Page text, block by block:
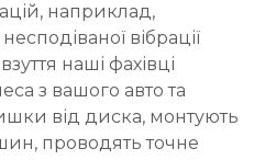
наприклад,
вібрації
наші фахівці
з вашого авто та
від диска, монтують
проводять точне